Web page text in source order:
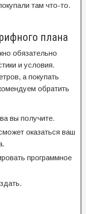
там что-то.
плана
обязательно
и условия.
а покупать
обратить
вы получите.
оказаться ваш
программное